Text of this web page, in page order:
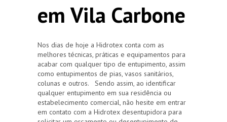
em Vila Carbone
Nos dias de hoje a Hidrotex conta com as
melhores técnicas, práticas e equipamentos para
acabar com qualquer tipo de entupimento, assim
como entupimentos de pias, vasos sanitários,
colunas e outros. Sendo assim, ao identificar
qualquer entupimento em sua residência ou
estabelecimento comercial, não hesite em entrar
em contato com a Hidrotex desentupidora para